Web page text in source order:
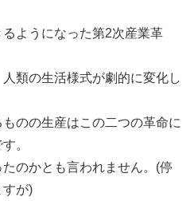
ようになった第2次産業革
類の生活様式が劇的に変化し
のの生産はこの二つの革命に
。
のかとも言われません。(停
すが)